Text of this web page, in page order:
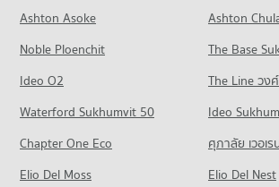
ขายคอนโด ตลาดท่าอิฐ
มีคอนโดขาย 398 ประกาศ
320 โครงการ
คอนโดให้เช่า บิ๊กซี เอ็กซ์ตร้า รัตนาธิเบศร์
มีคอนโดขาย 1,466 ประกาศ
คอนโดให้เช่า ถนนรัตนาธิเบศร์
มีคอนโดให้เช่า 2,555 ประกาศ
ขายคอนโด ถนนรัตนาธิเบศร์
มีคอนโดขาย 1,195 ประกาศ
คอนโด กระทรวงพาณิชย์ นนทบุรี
คอนโดให้เช่า กระทรวงพาณิชย์ นนทบุรี
มีคอนโดให้เช่า 2,118 ประกาศ
376 โครงการ
คอนโดให้เช่า รพ.ชลประทาน
มีคอนโดขาย 1,461 ประกาศ
คอนโด รพ.ศูนย์การแพทย์รัตนาธิเบศร์
420 โครงการ
Ashton Asoke
Ashton
Noble Ploenchit
The Base
Ideo O2
The Line วง
Waterford Sukhumvit 50
Ideo
Chapter One Eco
ศุภาลัย เวอเ
Elio Del Moss
Elio Del Nest